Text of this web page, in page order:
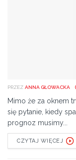
PRZEZ ANNA GŁOWACKA
Mimo że za oknem
się pytanie, kiedy
prognoz musimy...
CZYTAJ WIĘCEJ